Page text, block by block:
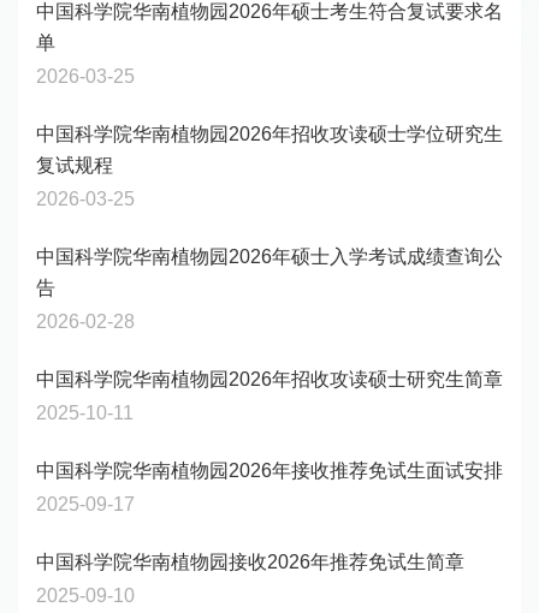
中国科学院华南植物园2026年硕士考生符合复试要求名
单
2026-03-25
中国科学院华南植物园2026年招收攻读硕士学位研究生
复试规程
2026-03-25
中国科学院华南植物园2026年硕士入学考试成绩查询公
告
2026-02-28
中国科学院华南植物园2026年招收攻读硕士研究生简章
2025-10-11
中国科学院华南植物园2026年接收推荐免试生面试安排
2025-09-17
中国科学院华南植物园接收2026年推荐免试生简章
2025-09-10